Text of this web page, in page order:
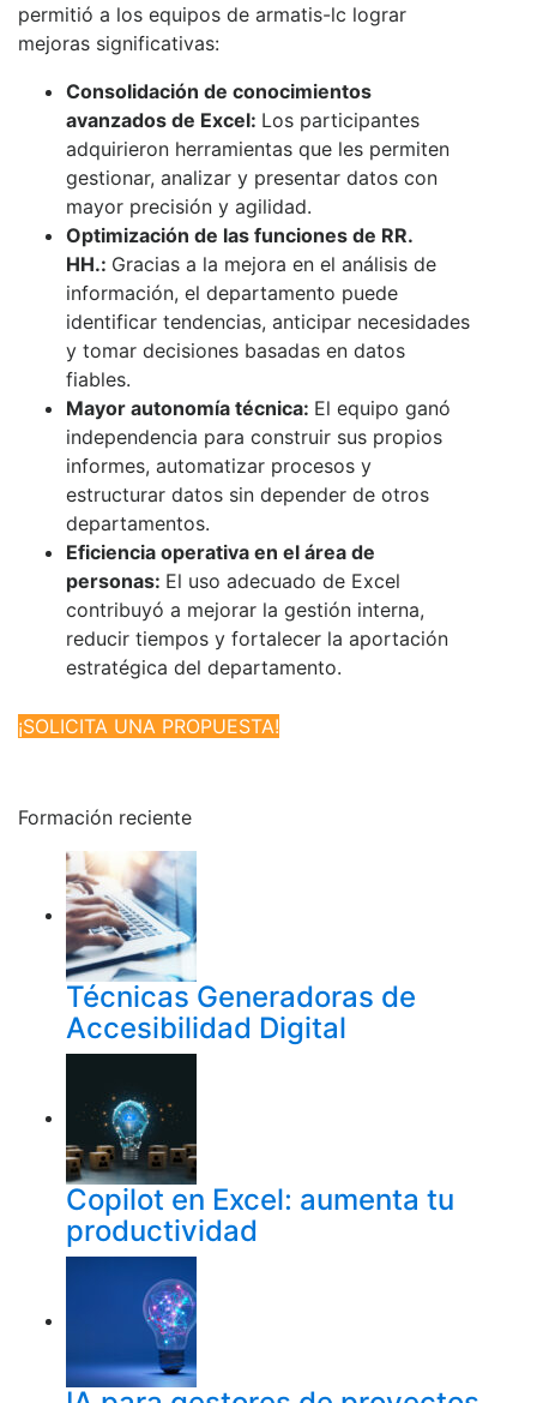
permitió a los equipos de armatis-lc lograr
mejoras significativas:
Consolidación de conocimientos
avanzados de Excel: Los participantes
adquirieron herramientas que les permiten
gestionar, analizar y presentar datos con
mayor precisión y agilidad.
Optimización de las funciones de RR.
HH.: Gracias a la mejora en el análisis de
información, el departamento puede
identificar tendencias, anticipar necesidades
y tomar decisiones basadas en datos
fiables.
Mayor autonomía técnica: El equipo ganó
independencia para construir sus propios
informes, automatizar procesos y
estructurar datos sin depender de otros
departamentos.
Eficiencia operativa en el área de
personas: El uso adecuado de Excel
contribuyó a mejorar la gestión interna,
reducir tiempos y fortalecer la aportación
estratégica del departamento.
¡SOLICITA UNA PROPUESTA!
Formación reciente
Técnicas Generadoras de
Accesibilidad Digital
Copilot en Excel: aumenta tu
productividad